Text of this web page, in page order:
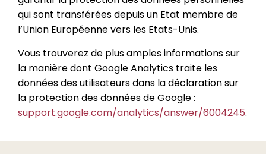
qui sont transférées depuis un Etat membre de
l’Union Européenne vers les Etats-Unis.
Vous trouverez de plus amples informations sur
la manière dont Google Analytics traite les
données des utilisateurs dans la déclaration sur
la protection des données de Google :
support.google.com/analytics/answer/6004245.